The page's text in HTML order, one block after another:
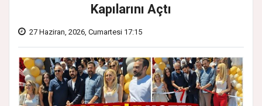
Kapılarını Açtı
27 Haziran, 2026, Cumartesi 17:15